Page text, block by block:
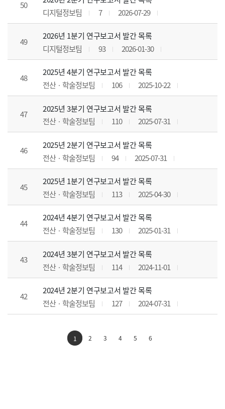
50
디지털정보팀
7 2026-07-29
49
2026년 1분기 연구보고서 발간 목록
디지털정보팀
93 2026-01-30
48
2025년 4분기 연구보고서 발간 목록
전산ㆍ학술정보팀
106 2025-10-22
47
2025년 3분기 연구보고서 발간 목록
전산ㆍ학술정보팀
110 2025-07-31
46
2025년 2분기 연구보고서 발간 목록
전산ㆍ학술정보팀
94 2025-07-31
45
2025년 1분기 연구보고서 발간 목록
전산ㆍ학술정보팀
113 2025-04-30
44
2024년 4분기 연구보고서 발간 목록
전산ㆍ학술정보팀
130 2025-01-31
43
2024년 3분기 연구보고서 발간 목록
전산ㆍ학술정보팀
114 2024-11-01
42
2024년 2분기 연구보고서 발간 목록
전산ㆍ학술정보팀
127 2024-07-31
1 2 3 4 5 6